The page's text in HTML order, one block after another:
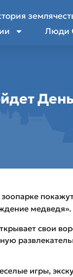
Люди
медведя».
свои
игры,